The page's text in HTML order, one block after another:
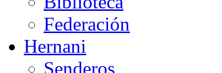
Federación
Hernani
Senderos